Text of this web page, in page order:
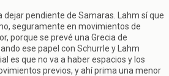
dejar pendiente de Samaras. Lahm sí que
seguramente en movimientos de
porque se prevé una Grecia de
ese papel con Schurrle y Lahm
es que no va a haber espacios y los
previos, y ahí prima una menor